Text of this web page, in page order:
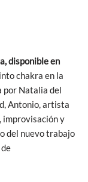
disponible en
chakra en la
por Natalia del
Antonio, artista
improvisación y
del nuevo trabajo